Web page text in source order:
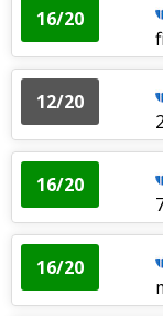
16/20
12/20
16/20
16/20